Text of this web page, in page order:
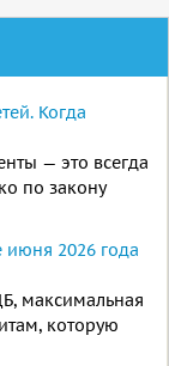
Когда
— это всегда
по закону
июня 2026 года
максимальная
которую